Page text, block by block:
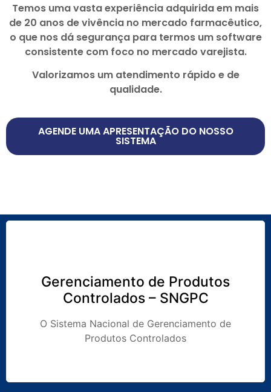
Temos uma vasta experiência adquirida em mais
de 20 anos de vivência no mercado farmacêutico,
o que nos dá segurança para termos um software
consistente com foco no mercado varejista.
Valorizamos um atendimento rápido e de
qualidade.
AGENDE UMA APRESENTAÇÃO DO NOSSO
SISTEMA
Gerenciamento de Produtos
Controlados – SNGPC
O Sistema Nacional de Gerenciamento de
Produtos Controlados